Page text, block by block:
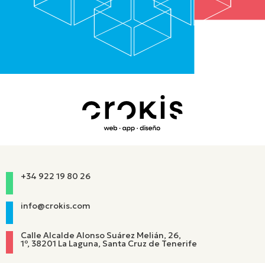
+34 922 19 80 26
info@crokis.com
Calle Alcalde Alonso Suárez Melián, 26,
1º, 38201 La Laguna, Santa Cruz de Tenerife